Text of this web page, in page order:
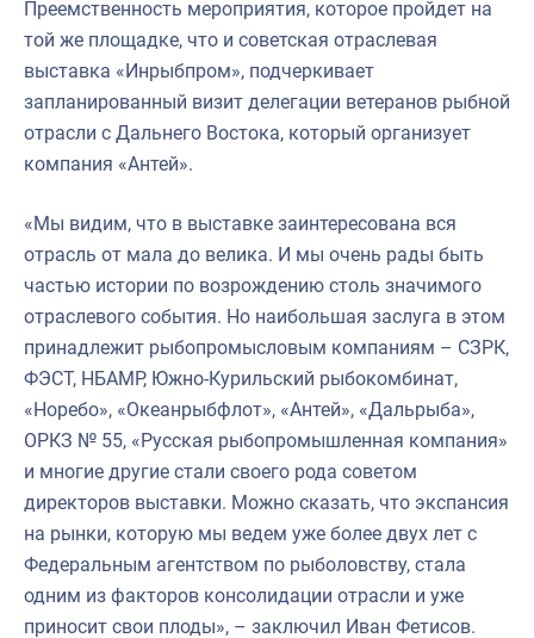
Преемственность мероприятия, которое пройдет на
той же площадке, что и советская отраслевая
выставка «Инрыбпром», подчеркивает
запланированный визит делегации ветеранов рыбной
отрасли с Дальнего Востока, который организует
компания «Антей».
«Мы видим, что в выставке заинтересована вся
отрасль от мала до велика. И мы очень рады быть
частью истории по возрождению столь значимого
отраслевого события. Но наибольшая заслуга в этом
принадлежит рыбопромысловым компаниям – СЗРК,
ФЭСТ, НБАМР, Южно-Курильский рыбокомбинат,
«Норебо», «Океанрыбфлот», «Антей», «Дальрыба»,
ОРКЗ № 55, «Русская рыбопромышленная компания»
и многие другие стали своего рода советом
директоров выставки. Можно сказать, что экспансия
на рынки, которую мы ведем уже более двух лет с
Федеральным агентством по рыболовству, стала
одним из факторов консолидации отрасли и уже
приносит свои плоды», – заключил Иван Фетисов.